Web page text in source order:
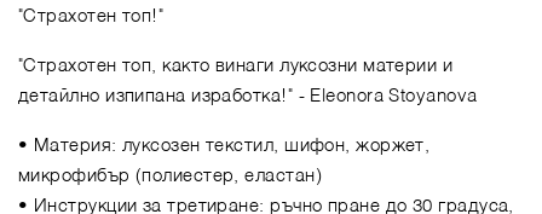
"Страхотен топ!"
"Страхотен топ, както винаги луксозни материи и
детайлно изпипана изработка!" - Eleonora Stoyanova
• Материя: луксозен текстил, шифон, жоржет,
микрофибър (полиестер, еластан)
• Инструкции за третиране: ръчно пране до 30 градуса,